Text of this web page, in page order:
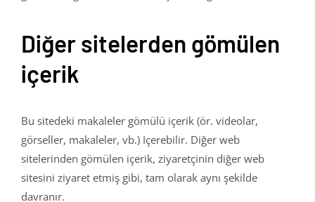
Diğer sitelerden gömülen
içerik
Bu sitedeki makaleler gömülü içerik (ör. videolar,
görseller, makaleler, vb.) Içerebilir. Diğer web
sitelerinden gömülen içerik, ziyaretçinin diğer web
sitesini ziyaret etmiş gibi, tam olarak aynı şekilde
davranır.